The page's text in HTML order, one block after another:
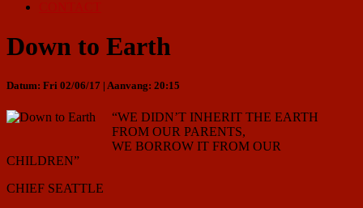
Down to Earth
Datum: Fri 02/06/17 | Aanvang: 20:15
“WE DIDN’T INHERIT THE EARTH
FROM OUR PARENTS,
WE BORROW IT FROM OUR
CHILDREN”
CHIEF SEATTLE